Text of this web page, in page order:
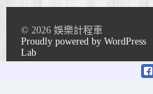
© 2026 娛樂計程車
Proudly powered by WordPress
Lab